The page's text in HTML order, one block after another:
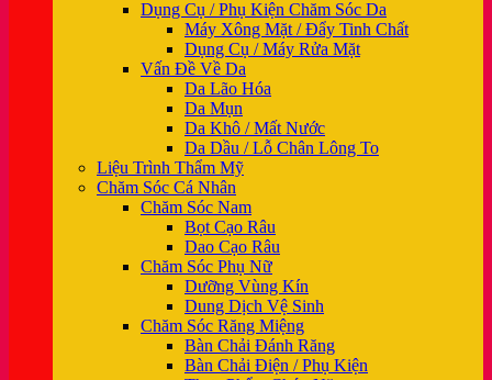
Dụng Cụ / Phụ Kiện Chăm Sóc Da
Máy Xông Mặt / Đẩy Tinh Chất
Dụng Cụ / Máy Rửa Mặt
Vấn Đề Về Da
Da Lão Hóa
Da Mụn
Da Khô / Mất Nước
Da Dầu / Lỗ Chân Lông To
Liệu Trình Thẩm Mỹ
Chăm Sóc Cá Nhân
Chăm Sóc Nam
Bọt Cạo Râu
Dao Cạo Râu
Chăm Sóc Phụ Nữ
Dưỡng Vùng Kín
Dung Dịch Vệ Sinh
Chăm Sóc Răng Miệng
Bàn Chải Đánh Răng
Bàn Chải Điện / Phụ Kiện